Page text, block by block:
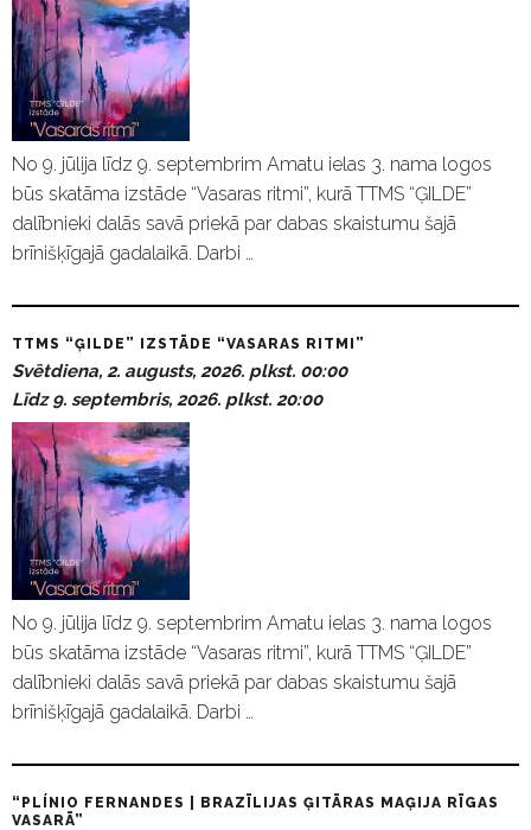
No 9. jūlija līdz 9. septembrim Amatu ielas 3. nama logos
būs skatāma izstāde “Vasaras ritmi”, kurā TTMS “ĢILDE”
dalībnieki dalās savā priekā par dabas skaistumu šajā
brīnišķīgajā gadalaikā. Darbi …
TTMS “ĢILDE” IZSTĀDE “VASARAS RITMI”
Svētdiena, 2. augusts, 2026. plkst. 00:00
Līdz 9. septembris, 2026. plkst. 20:00
No 9. jūlija līdz 9. septembrim Amatu ielas 3. nama logos
būs skatāma izstāde “Vasaras ritmi”, kurā TTMS “ĢILDE”
dalībnieki dalās savā priekā par dabas skaistumu šajā
brīnišķīgajā gadalaikā. Darbi …
“PLÍNIO FERNANDES | BRAZĪLIJAS ĢITĀRAS MAĢIJA RĪGAS
VASARĀ”